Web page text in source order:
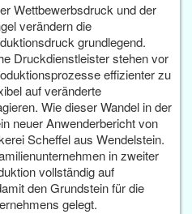
Wettbewerbsdruck und der
verändern die
grundlegend.
Druckdienstleister stehen vor
effizienter zu
auf veränderte
Wie dieser Wandel in der
neuer Anwenderbericht von
Scheffel aus Wendelstein.
in zweiter
vollständig auf
den Grundstein für die
gelegt.